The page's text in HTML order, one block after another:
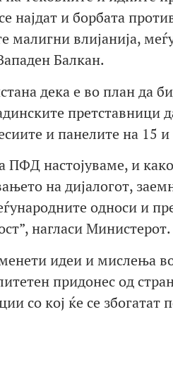
најдат и борбата
малигни влијанија,
Балкан.
дека е во план да
претставници
и панелите на 15 и
ПФД настојуваме, и
на дијалогот,
односи и
нагласи Министерот.
идеи и мислења
придонес од
со кој ќе се